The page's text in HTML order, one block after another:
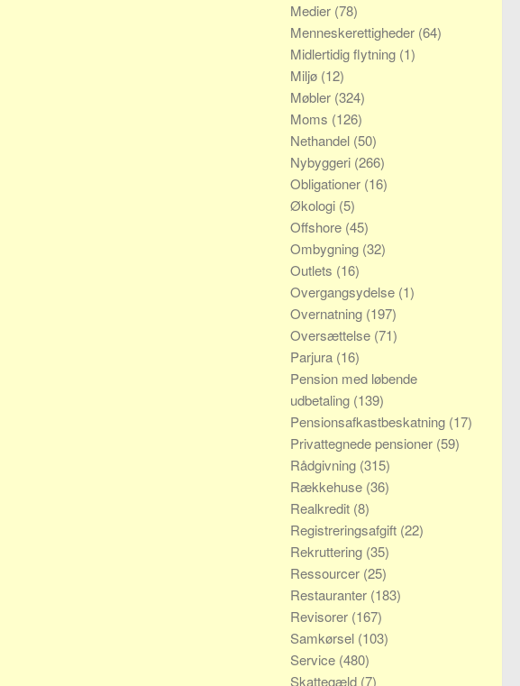
Medier (78)
Menneskerettigheder (64)
Midlertidig flytning (1)
Miljø (12)
Møbler (324)
Moms (126)
Nethandel (50)
Nybyggeri (266)
Obligationer (16)
Økologi (5)
Offshore (45)
Ombygning (32)
Outlets (16)
Overgangsydelse (1)
Overnatning (197)
Oversættelse (71)
Parjura (16)
Pension med løbende
udbetaling (139)
Pensionsafkastbeskatning (17)
Privattegnede pensioner (59)
Rådgivning (315)
Rækkehuse (36)
Realkredit (8)
Registreringsafgift (22)
Rekruttering (35)
Ressourcer (25)
Restauranter (183)
Revisorer (167)
Samkørsel (103)
Service (480)
Skattegæld (7)